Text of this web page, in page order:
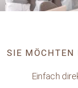
SIE MÖCHTEN
Einfach